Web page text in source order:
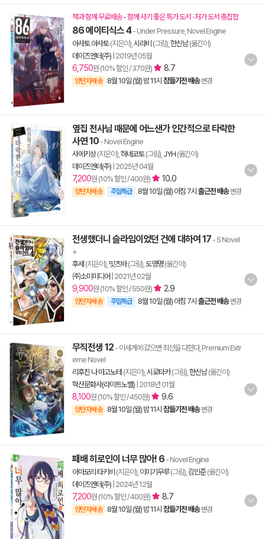
책과 함께 무료배송 - 함께 사기 좋은 특가 도서 · 저가 도서 총집합
86 에이티식스 4- Under Pressure, Novel Engine
아사토 아사토(지은이), 시라비 (그림), 한신남(옮긴이)
데이즈엔터(주) 2019년 05월
6,750원 (10% 할인 / 370원) 8.7
양탄자배송 8월 10일 (월) 밤 11시 잠들기전 배송 변경
옆집 천사님 때문에 어느샌가 인간적으로 타락한
사연 10 - Novel Engine
사에키상(지은이), 하네코토(그림), JYH (옮긴이)
데이즈엔터(주) 2025년 04월
7,200원 (10% 할인 / 400원) 10.0
양탄자배송 주말특급 8월 10일 (월) 아침 7시 출근전 배송 변경
전생했더니 슬라임이었던 건에 대하여 17 - S Novel
+
후세 (지은이), 밋츠바(그림), 도영명(옮긴이)
㈜소미미디어 2021년 02월
9,900원 (10% 할인 / 550원) 2.9
양탄자배송 주말특급 8월 10일 (월) 아침 7시 출근전 배송 변경
무직전생 12 - 이세계에 갔으면 최선을 다한다, Premium Extr
eme Novel
리후진 나 마고노테 (지은이), 시로타카(그림), 한신남(옮긴이)
학산문화사(라이트노벨) 2018년 01월
8,100원 (10% 할인 / 450원) 9.6
양탄자배송 8월 10일 (월) 밤 11시 잠들기전 배송 변경
패배 히로인이 너무 많아! 6 - Novel Engine
아마모리 타키비 (지은이), 이미기무루(그림), 김민준(옮긴이)
데이즈엔터(주) 2024년 12월
7,200원 (10% 할인 / 400원) 8.7
양탄자배송 8월 10일 (월) 밤 11시 잠들기전 배송 변경